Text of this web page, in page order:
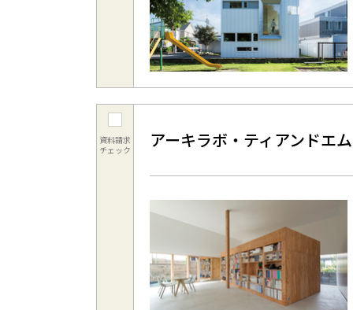
資料請求
チェック
アーキラボ・ティアンドエム